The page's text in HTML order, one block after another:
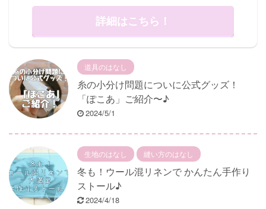
詳細はこちら！
道具のはなし
糸の小分け問題についに公式グッズ！
「ぽこあ」ご紹介〜♪
2024/5/1
生地のはなし 縫い方のはなし
冬も！ウール混リネンで かんたん手作り
ストール♪
2024/4/18